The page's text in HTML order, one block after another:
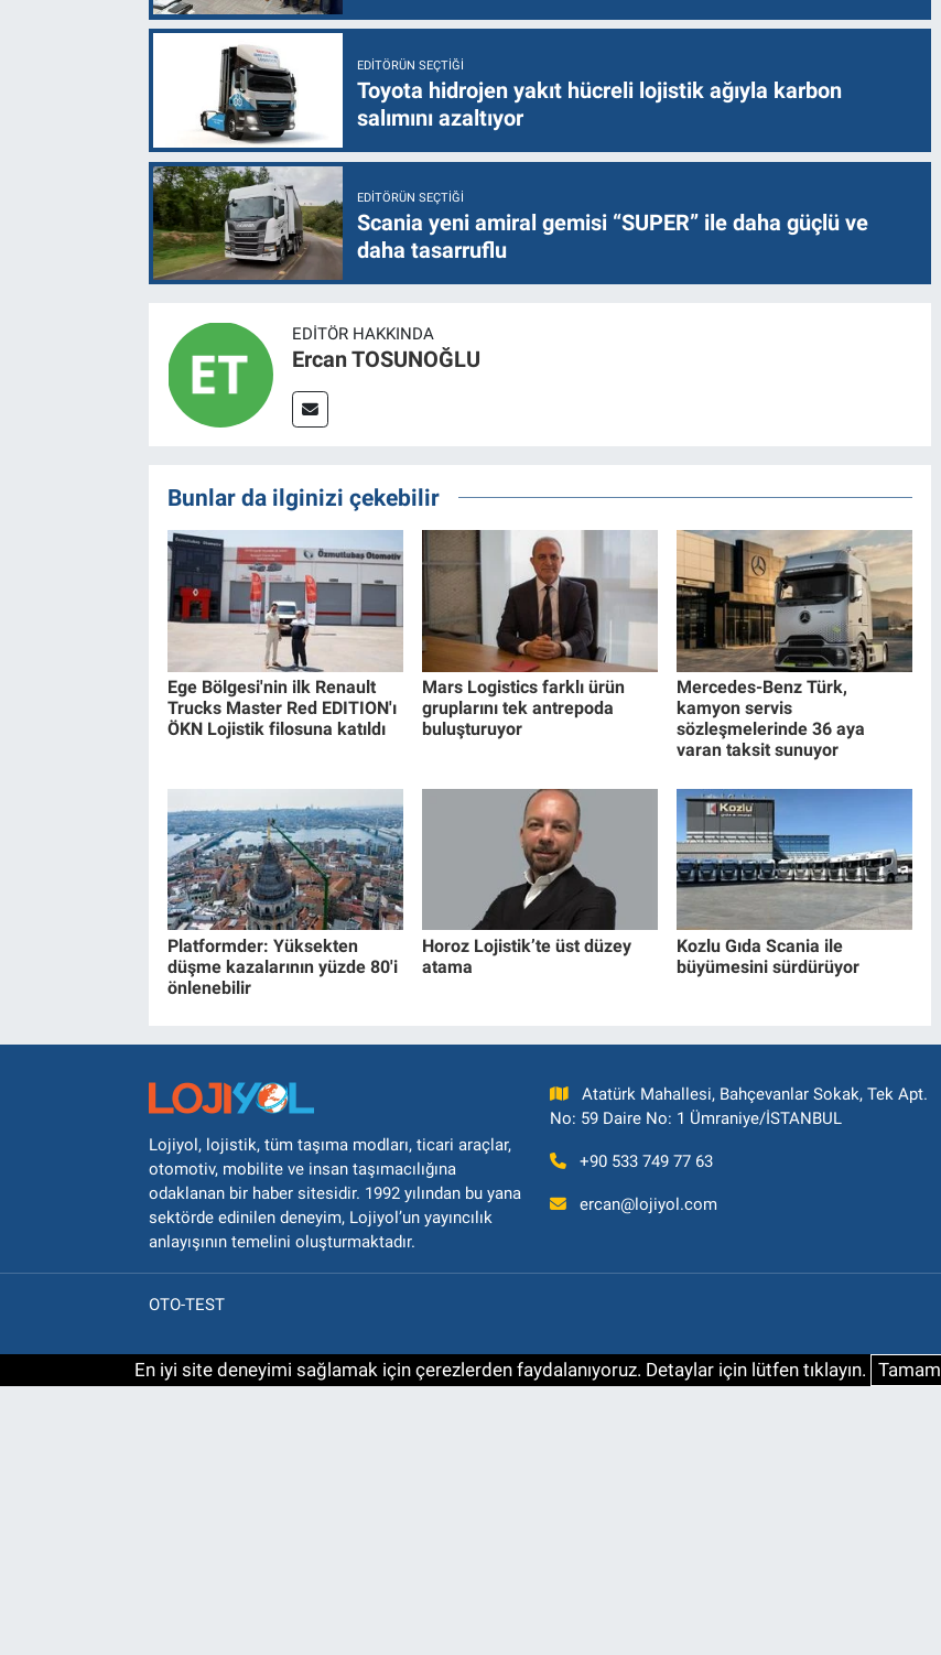
EDITÖRÜN SEÇTIĞI
Toyota hidrojen yakıt hücreli lojistik ağıyla karbon
salımını azaltıyor
EDITÖRÜN SEÇTIĞI
Scania yeni amiral gemisi “SUPER” ile daha güçlü ve
daha tasarruflu
EDITÖR HAKKINDA
Ercan TOSUNOĞLU
Bunlar da ilginizi çekebilir
Ege Bölgesi'nin ilk Renault
Trucks Master Red EDITION'ı
ÖKN Lojistik filosuna katıldı
Mars Logistics farklı ürün
gruplarını tek antrepoda
buluşturuyor
Mercedes-Benz Türk,
kamyon servis
sözleşmelerinde 36 aya
varan taksit sunuyor
Platformder: Yüksekten
düşme kazalarının yüzde 80'i
önlenebilir
Horoz Lojistik’te üst düzey
atama
Kozlu Gıda Scania ile
büyümesini sürdürüyor
Lojiyol, lojistik, tüm taşıma modları, ticari araçlar,
otomotiv, mobilite ve insan taşımacılığına
odaklanan bir haber sitesidir. 1992 yılından bu yana
sektörde edinilen deneyim, Lojiyol’un yayıncılık
anlayışının temelini oluşturmaktadır.
Atatürk Mahallesi, Bahçevanlar Sokak, Tek Apt.
No: 59 Daire No: 1 Ümraniye/İSTANBUL
+90 533 749 77 63
ercan@lojiyol.com
OTO-TEST
En iyi site deneyimi sağlamak için çerezlerden faydalanıyoruz. Detaylar için lütfen tıklayın. Tamam